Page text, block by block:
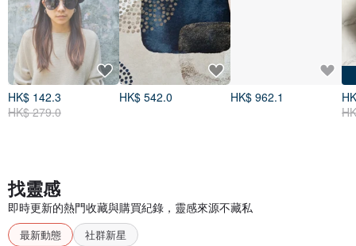
HK$ 142.3
HK$ 279.0
HK$ 542.0 HK$ 962.1
找靈感
即時更新的熱門收藏與購買紀錄，靈感來源不藏私
最新動態 社群新星